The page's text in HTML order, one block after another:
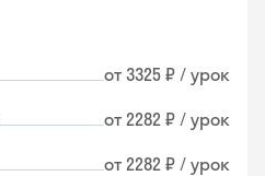
от 3325 ₽ / урок
от 2282 ₽ / урок
от 2282 ₽ / урок